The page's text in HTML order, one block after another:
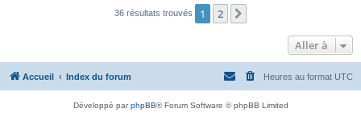
36 résultats trouvés 1 2
Aller à
Accueil Index du forum Heures au format UTC
Développé parphpBB® Forum Software © phpBB Limited